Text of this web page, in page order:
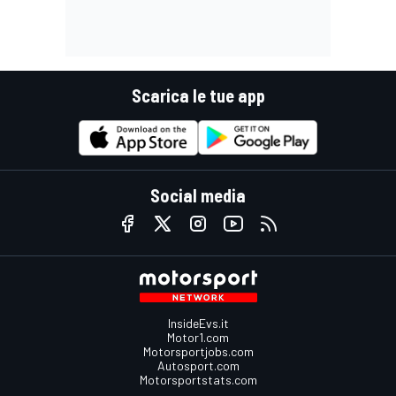
Scarica le tue app
Social media
InsideEvs.it
Motor1.com
Motorsportjobs.com
Autosport.com
Motorsportstats.com